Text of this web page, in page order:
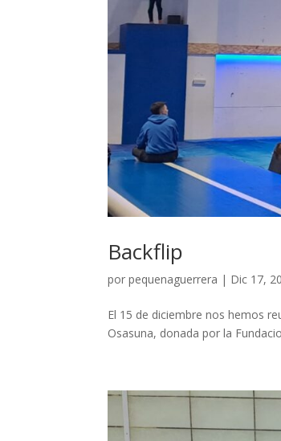
Backflip
porpequenaguerrera | Dic 17,
El 15 de diciembre nos hemos
Osasuna, donada por la